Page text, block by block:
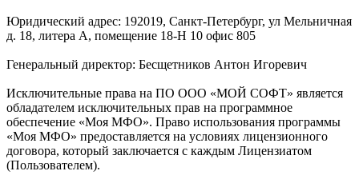
Юридический адрес: 192019, Санкт-Петербург, ул Мельничная
д. 18, литера А, помещение 18-Н 10 офис 805
Генеральный директор: Бесщетников Антон Игоревич
Исключительные права на ПО ООО «МОЙ СОФТ» является
обладателем исключительных прав на программное
обеспечение «Моя МФО». Право использования программы
«Моя МФО» предоставляется на условиях лицензионного
договора, который заключается с каждым Лицензиатом
(Пользователем).